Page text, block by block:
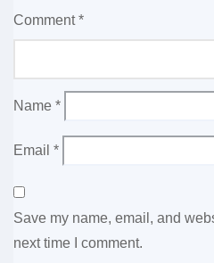
Comment*
Name *
Email *
Save my name, email, and
next time I comment.